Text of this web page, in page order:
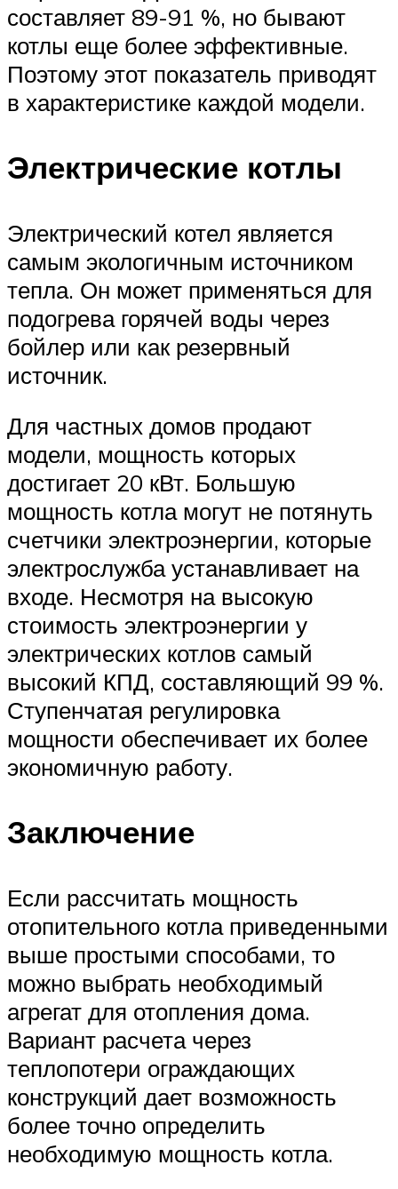
составляет 89-91 %, но бывают
котлы еще более эффективные.
Поэтому этот показатель приводят
в характеристике каждой модели.
Электрические котлы
Электрический котел является
самым экологичным источником
тепла. Он может применяться для
подогрева горячей воды через
бойлер или как резервный
источник.
Для частных домов продают
модели, мощность которых
достигает 20 кВт. Большую
мощность котла могут не потянуть
счетчики электроэнергии, которые
электрослужба устанавливает на
входе. Несмотря на высокую
стоимость электроэнергии у
электрических котлов самый
высокий КПД, составляющий 99 %.
Ступенчатая регулировка
мощности обеспечивает их более
экономичную работу.
Заключение
Если рассчитать мощность
отопительного котла приведенными
выше простыми способами, то
можно выбрать необходимый
агрегат для отопления дома.
Вариант расчета через
теплопотери ограждающих
конструкций дает возможность
более точно определить
необходимую мощность котла.